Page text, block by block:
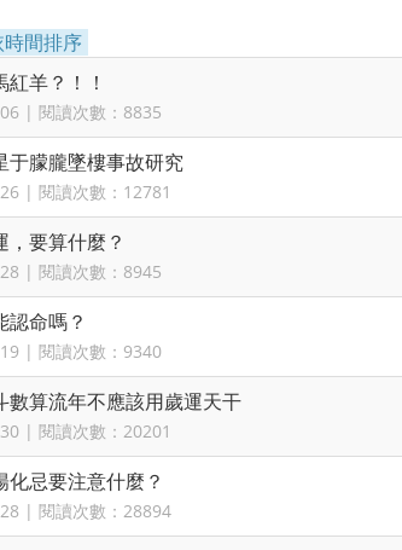
時間排序
羊？！！
| 閱讀次數：8835
于朦朧墜樓事故研究
| 閱讀次數：12781
，要算什麼？
| 閱讀次數：8945
認命嗎？
| 閱讀次數：9340
數算流年不應該用歲運天干
| 閱讀次數：20201
化忌要注意什麼？
| 閱讀次數：28894